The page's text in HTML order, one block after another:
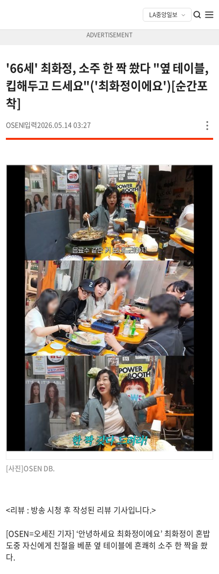
'66세' 최화정, 소주 한 짝 쐈다 "옆 테이블,
킵해두고 드세요"('최화정이에요')[순간포
착]
OSEN 2026.05.14 03:27
[사진]OSEN DB.
<리뷰 : 방송 시청 후 작성된 리뷰 기사입니다.>
[OSEN=오세진 기자] ‘안녕하세요 최화정이에요’ 최화정이 혼밥
도중 자신에게 친절을 베푼 옆 테이블에 흔쾌히 소주 한 짝을 쐈
다.